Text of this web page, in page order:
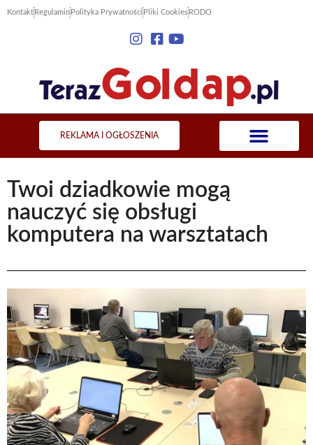
Kontakt Regulamin Polityka Prywatności Pliki Cookies RODO
REKLAMA I OGŁOSZENIA
Twoi dziadkowie mogą
nauczyć się obsługi
komputera na warsztatach